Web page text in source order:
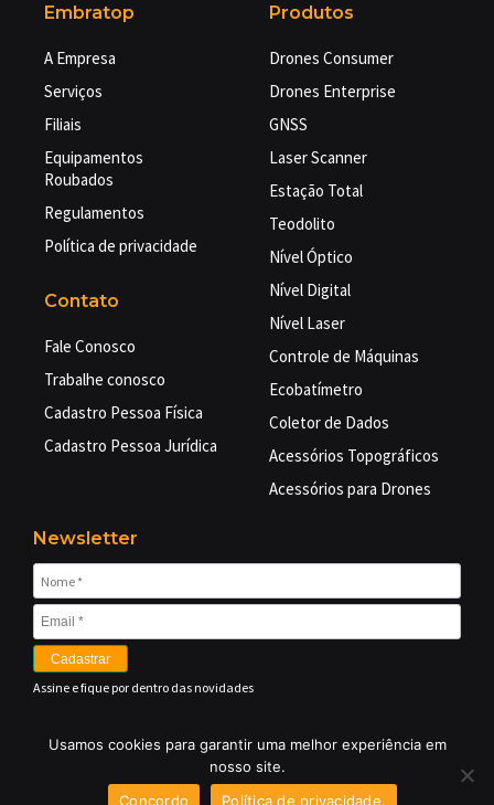
Embratop
A Empresa
Serviços
Filiais
Equipamentos
Roubados
Regulamentos
Política de privacidade
Contato
Fale Conosco
Trabalhe conosco
Cadastro Pessoa Física
Cadastro Pessoa Jurídica
Produtos
Drones Consumer
Drones Enterprise
GNSS
Laser Scanner
Estação Total
Teodolito
Nível Óptico
Nível Digital
Nível Laser
Controle de Máquinas
Ecobatímetro
Coletor de Dados
Acessórios Topográficos
Acessórios para Drones
Newsletter
Cadastrar
Assine e fique por dentro das novidades
©2026 EMBRATOP GEO TECNOLOGIAS LTDA – Equipamentos
CNPJ: 03.497.158/0001-07
Usamos cookies para garantir uma melhor experiência em
nosso site.
Concordo
Política de privacidade.